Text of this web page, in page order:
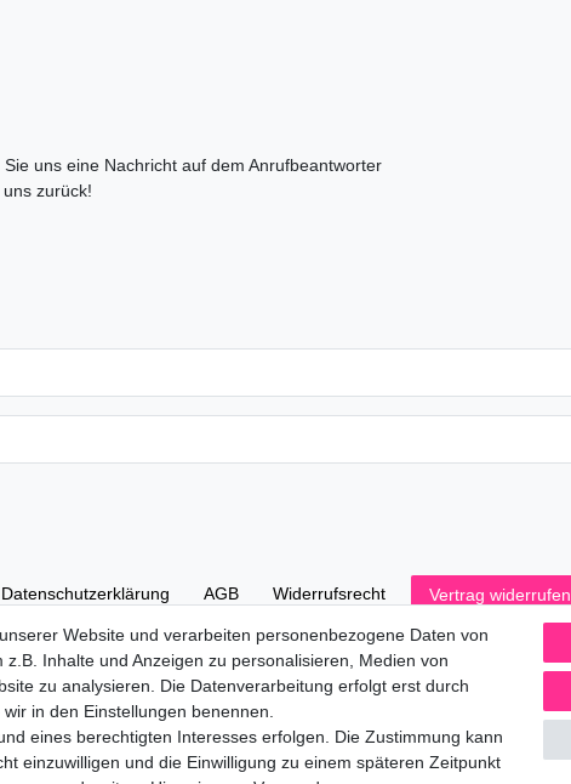
uns eine Nachricht auf dem Anrufbeantworter
zurück!
Daten­schutz­erklärung AGB Widerrufs­recht Vertrag widerrufen
Website und verarbeiten personenbezogene Daten von
Inhalte und Anzeigen zu personalisieren, Medien von
zu analysieren. Die Datenverarbeitung erfolgt erst durch
in den Einstellungen benennen.
eines berechtigten Interesses erfolgen. Die Zustimmung kann
einzuwilligen und die Einwilligung zu einem späteren Zeitpunkt